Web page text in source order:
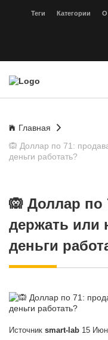
Теги Категории О
Главная
🙉 Доллар по 71:
деньги работать?
🙉 Доллар по
держать или
деньги
Источник smart-lab 15